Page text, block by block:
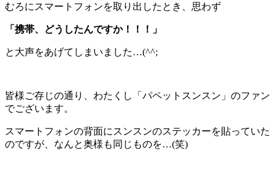
むろにスマートフォンを取り出したとき、思わず
「携帯、どうしたんですか！！！」
と大声をあげてしまいました…(^^;
皆様ご存じの通り、わたくし「パペットスンスン」のファン
でございます。
スマートフォンの背面にスンスンのステッカーを貼っていた
のですが、なんと奥様も同じものを…(笑)